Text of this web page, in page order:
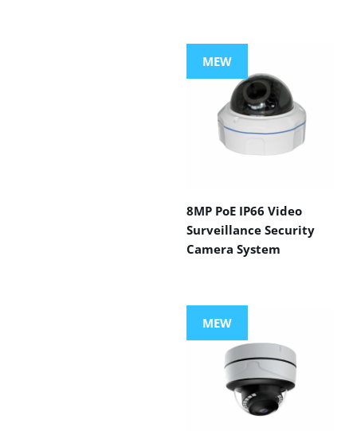
MEW
8MP PoE IP66 Video
Surveillance Security
Camera System
MEW